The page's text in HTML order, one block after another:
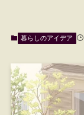
暮らしのアイデア